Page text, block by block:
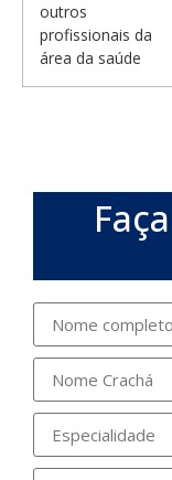
outros
profissionais da
área da saúde